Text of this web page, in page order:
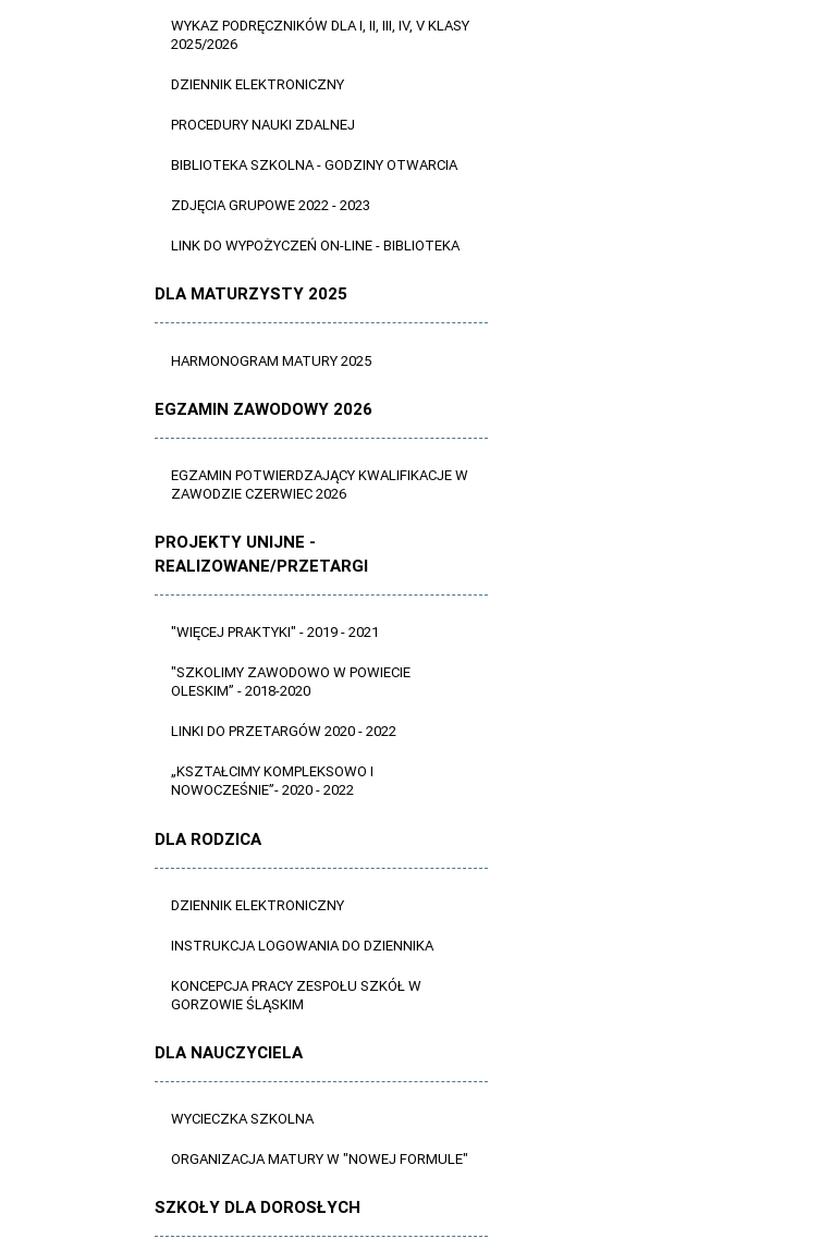
WYKAZ PODRĘCZNIKÓW DLA I, II, III, IV, V KLASY
2025/2026
DZIENNIK ELEKTRONICZNY
PROCEDURY NAUKI ZDALNEJ
BIBLIOTEKA SZKOLNA - GODZINY OTWARCIA
ZDJĘCIA GRUPOWE 2022 - 2023
LINK DO WYPOŻYCZEŃ ON-LINE - BIBLIOTEKA
DLA MATURZYSTY 2025
HARMONOGRAM MATURY 2025
EGZAMIN ZAWODOWY 2026
EGZAMIN POTWIERDZAJĄCY KWALIFIKACJE W
ZAWODZIE CZERWIEC 2026
PROJEKTY UNIJNE -
REALIZOWANE/PRZETARGI
"WIĘCEJ PRAKTYKI" - 2019 - 2021
"SZKOLIMY ZAWODOWO W POWIECIE
OLESKIM” - 2018-2020
LINKI DO PRZETARGÓW 2020 - 2022
„KSZTAŁCIMY KOMPLEKSOWO I
NOWOCZEŚNIE”- 2020 - 2022
DLA RODZICA
DZIENNIK ELEKTRONICZNY
INSTRUKCJA LOGOWANIA DO DZIENNIKA
KONCEPCJA PRACY ZESPOŁU SZKÓŁ W
GORZOWIE ŚLĄSKIM
DLA NAUCZYCIELA
WYCIECZKA SZKOLNA
ORGANIZACJA MATURY W "NOWEJ FORMULE"
SZKOŁY DLA DOROSŁYCH